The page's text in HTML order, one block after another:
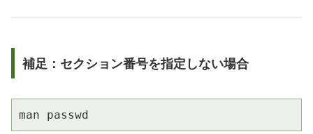
補足：セクション番号を指定しない場合
man passwd